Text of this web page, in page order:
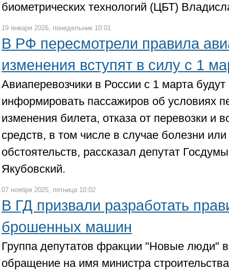
биометрических технологий (ЦБТ)
19 января 2026, понедельник 10:01
В РФ пересмотрели правила
изменения вступят в силу с 1
Авиаперевозчики в России с 1 марта
информировать пассажиров об условиях
изменения билета, отказа от перевозки и
средств, в том числе в случае болезни
обстоятельств, рассказал депутат
Якубовский.
07 ноября 2025, пятница 10:02
В ГД призвали разработать
брошенных машин
Группа депутатов фракции "Новые люди"
обращение на имя министра